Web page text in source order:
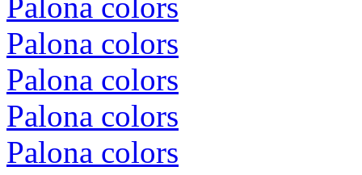
Palona colors
Palona colors
Palona colors
Palona colors